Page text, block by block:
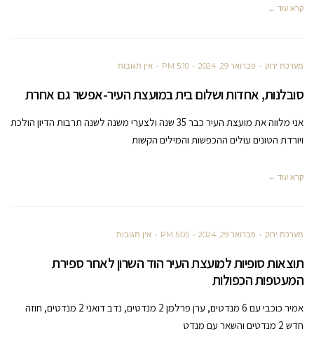
קרא עוד ←
מערכת ירוק פברואר 29, 2024 5:10 PM אין תגובות
סובלנות, אחדות ושלום בית במועצת העיר-אפשר גם אחרת
אני מלווה את מועצת העיר כבר 35 שנה ולצערי משנה לשנה תרבות הדיון הולכת
ויורדת הטונים עולים ההכפשות והמילים הקשות
קרא עוד ←
מערכת ירוק פברואר 29, 2024 5:05 PM אין תגובות
תוצאות סופיות למועצת העיר הוד השרון לאחר ספירת
המעטפות הכפולות
אמיר כוכבי עם 6 מנדטים, ערן פרלמן 2 מנדטים, נדב דואני 2 מנדטים, חוזה
חדש 2 מנדטים והשאר עם מנדט